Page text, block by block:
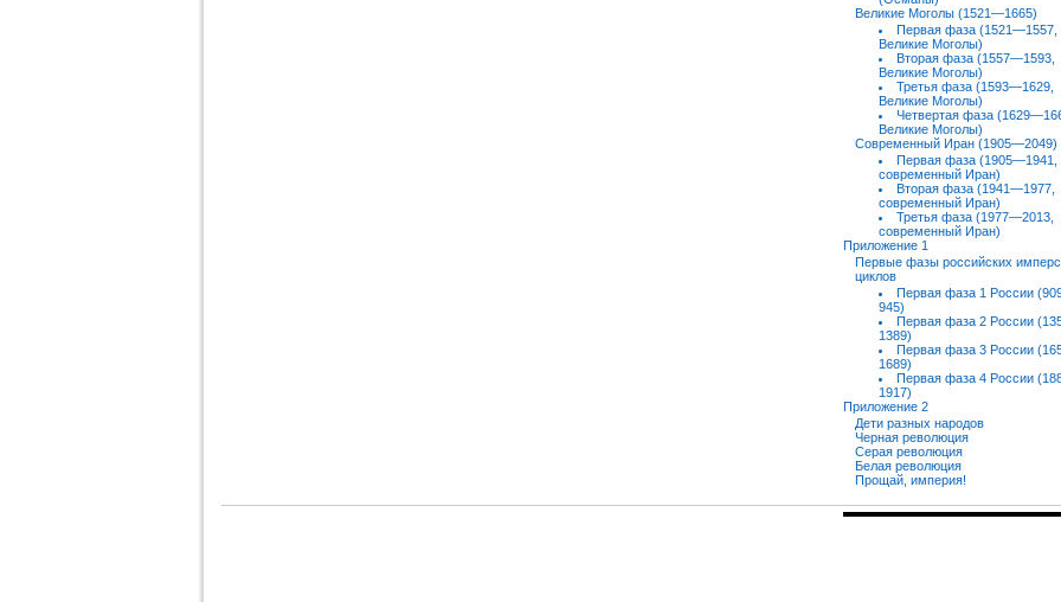
Великие Моголы (1521—1665)
Первая фаза (1521—1557,
Великие Моголы)
Вторая фаза (1557—1593,
Великие Моголы)
Третья фаза (1593—1629,
Великие Моголы)
Четвертая фаза
Великие Моголы)
Современный Иран (1905—2049)
Первая фаза (1905—1941,
современный Иран)
Вторая фаза (1941—1977,
современный Иран)
Третья фаза (1977—2013,
современный Иран)
Приложение 1
Первые фазы российских
циклов
Первая фаза 1 России
945)
Первая фаза 2 России
1389)
Первая фаза 3 России
1689)
Первая фаза 4 России
1917)
Приложение 2
Дети разных народов
Черная революция
Серая революция
Белая революция
Прощай, империя!